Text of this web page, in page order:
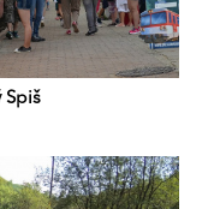
Spiš